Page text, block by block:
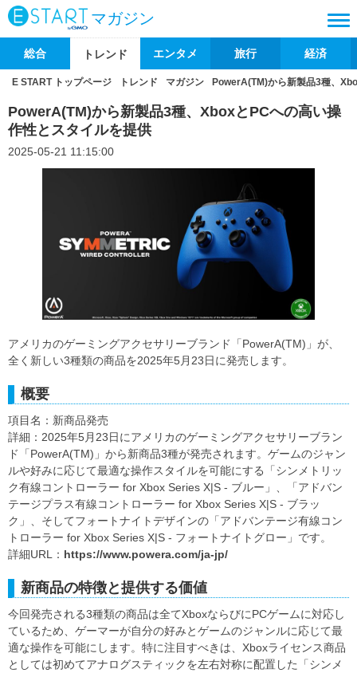
マガジン
総合 トレンド エンタメ 旅行 経済
E START トップページ トレンド マガジン PowerA(TM)から新製品3種、
PowerA(TM)から新製品3種、XboxとPCへの高い操
作性とスタイルを提供
2025-05-21 11:15:00
アメリカのゲーミングアクセサリーブランド「PowerA(TM)」が、
全く新しい3種類の商品を2025年5月23日に発売します。
概要
項目名：新商品発売
詳細：2025年5月23日にアメリカのゲーミングアクセサリーブラン
ド「PowerA(TM)」から新商品3種が発売されます。ゲームのジャン
ルや好みに応じて最適な操作スタイルを可能にする「シンメトリッ
ク有線コントローラー for Xbox Series X|S - ブルー」、「アドバン
テージプラス有線コントローラー for Xbox Series X|S - ブラッ
ク」、そしてフォートナイトデザインの「アドバンテージ有線コン
トローラー for Xbox Series X|S - フォートナイトグロー」です。
詳細URL： https://www.powera.com/ja-jp/
新商品の特徴と提供する価値
今回発売される3種類の商品は全てXboxならびにPCゲームに対応し
ているため、ゲーマーが自分の好みとゲームのジャンルに応じて最
適な操作を可能にします。特に注目すべきは、Xboxライセンス商品
としては初めてアナログスティックを左右対称に配置した「シンメ